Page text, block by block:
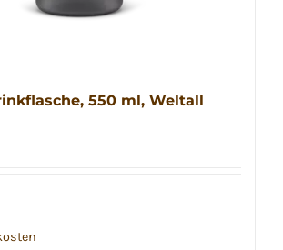
550 ml, Weltall